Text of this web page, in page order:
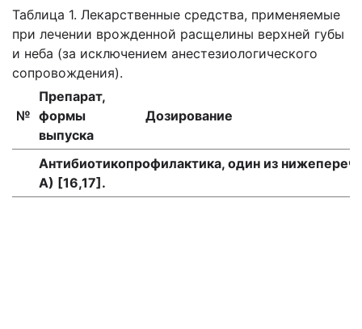
Таблица 1. Лекарственные средства, применяемые
при лечении врожденной расщелины верхней губы
и неба (за исключением анестезиологического
сопровождения).
№
Препарат,
формы
выпуска
Дозирование
Антибиотикопрофилактика, один из
А) [16,17].